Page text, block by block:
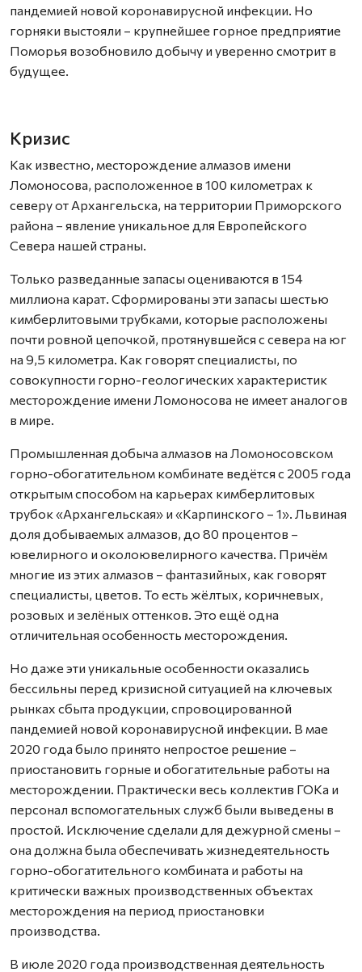
пандемией новой коронавирусной инфекции. Но
горняки выстояли – крупнейшее горное предприятие
Поморья возобновило добычу и уверенно смотрит в
будущее.
Кризис
Как известно, месторождение алмазов имени
Ломоносова, расположенное в 100 километрах к
северу от Архангельска, на территории Приморского
района – явление уникальное для Европейского
Севера нашей страны.
Только разведанные запасы оцениваются в 154
миллиона карат. Сформированы эти запасы шестью
кимберлитовыми трубками, которые расположены
почти ровной цепочкой, протянувшейся с севера на юг
на 9,5 километра. Как говорят специалисты, по
совокупности горно-геологических характеристик
месторождение имени Ломоносова не имеет аналогов
в мире.
Промышленная добыча алмазов на Ломоносовском
горно-обогатительном комбинате ведётся с 2005 года
открытым способом на карьерах кимберлитовых
трубок «Архангельская» и «Карпинского – 1». Львиная
доля добываемых алмазов, до 80 процентов –
ювелирного и околоювелирного качества. Причём
многие из этих алмазов – фантазийных, как говорят
специалисты, цветов. То есть жёлтых, коричневых,
розовых и зелёных оттенков. Это ещё одна
отличительная особенность месторождения.
Но даже эти уникальные особенности оказались
бессильны перед кризисной ситуацией на ключевых
рынках сбыта продукции, спровоцированной
пандемией новой коронавирусной инфекции. В мае
2020 года было принято непростое решение –
приостановить горные и обогатительные работы на
месторождении. Практически весь коллектив ГОКа и
персонал вспомогательных служб были выведены в
простой. Исключение сделали для дежурной смены –
она должна была обеспечивать жизнедеятельность
горно-обогатительного комбината и работы на
критически важных производственных объектах
месторождения на период приостановки
производства.
В июле 2020 года производственная деятельность